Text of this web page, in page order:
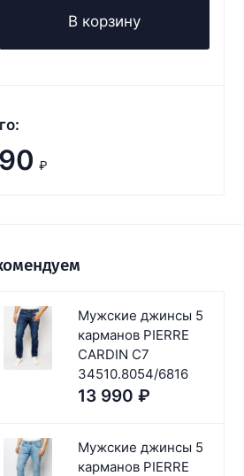
В корзину
₽
Мужские джинсы 5
карманов PIERRE
CARDIN C7
34510.8054/6816
13 990 ₽
Мужские джинсы 5
карманов PIERRE